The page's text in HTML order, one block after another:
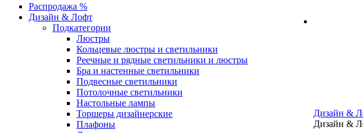
Дизайн &
Дизайн &
Распродажа %
Дизайн & Лофт
Подкатегории
Люстры
Кольцевые люстры и светильники
Реечные и рядные светильники и люстры
Бра и настенные светильники
Подвесные светильники
Потолочные светильники
Настольные лампы
Торшеры дизайнерские
Плафоны